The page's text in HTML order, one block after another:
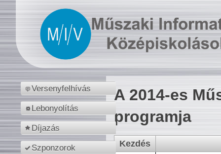
Versenyfelhívás
Lebonyolítás
Díjazás
Szponzorok
A 2014-es
programja
Kezdés